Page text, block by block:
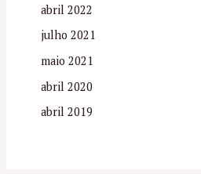
abril 2022
julho 2021
maio 2021
abril 2020
abril 2019